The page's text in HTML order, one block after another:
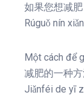
如果您想减肥
Rúguǒ nín
Một cách để
减肥的一种方
Jiǎnféi de yī